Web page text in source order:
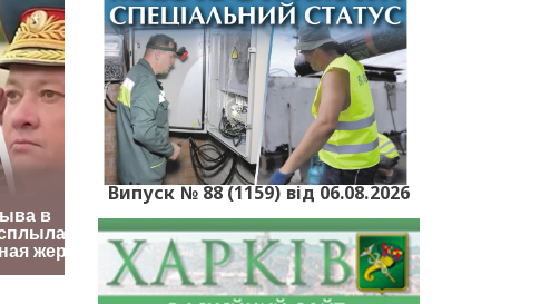
Випуск № 88 (1159) від 06.08.2026